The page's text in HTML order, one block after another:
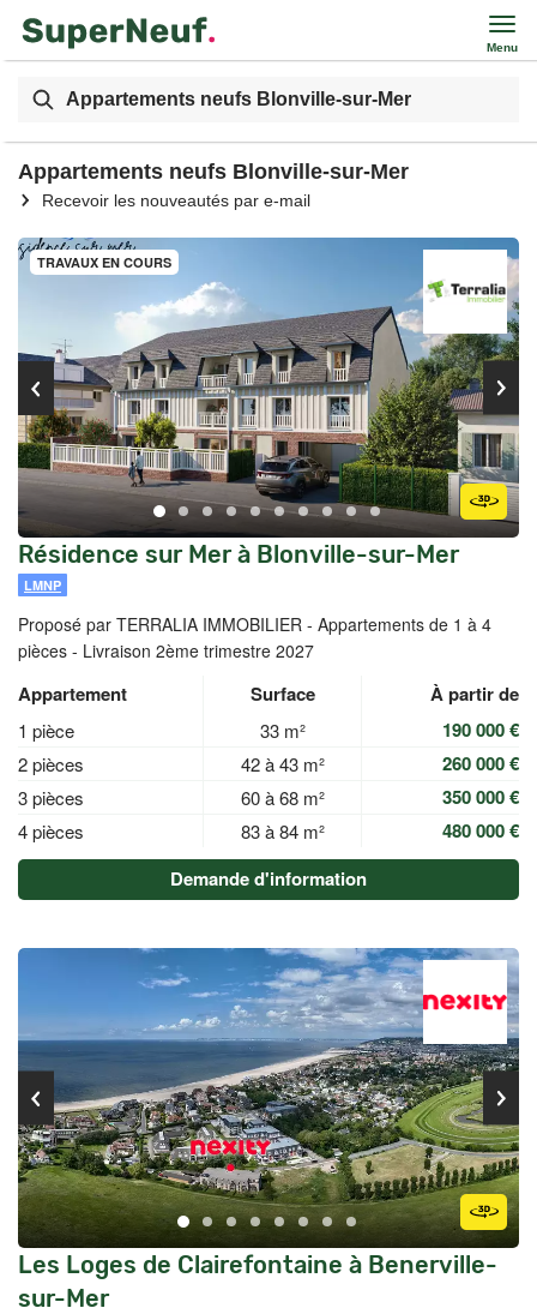
Menu
Appartements neufs Blonville-sur-Mer
Appartements neufs Blonville-sur-Mer
Recevoir les nouveautés par e-mail
TRAVAUX EN COURS
Résidence sur Mer à Blonville-sur-Mer
LMNP
Proposé par TERRALIA IMMOBILIER - Appartements de 1 à 4
pièces - Livraison 2ème trimestre 2027
Appartement Surface À partir de
1 pièce 33 m² 190 000 €
2 pièces 42 à 43 m² 260 000 €
3 pièces 60 à 68 m² 350 000 €
4 pièces 83 à 84 m²
480 000 €
Demande d'information
Les Loges de Clairefontaine à Benerville-
sur-Mer